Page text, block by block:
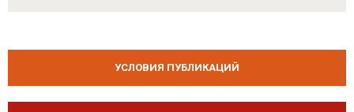
УСЛОВИЯ ПУБЛИКАЦИЙ